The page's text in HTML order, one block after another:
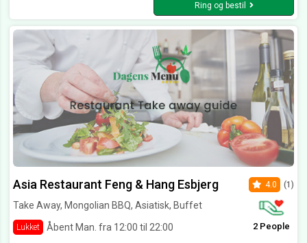
Ring og bestil
Asia Restaurant Feng & Hang Esbjerg
Take Away, Mongolian BBQ, Asiatisk, Buffet
Lukket Åbent Man. fra 12:00 til 22:00
4.0 (1)
2 People